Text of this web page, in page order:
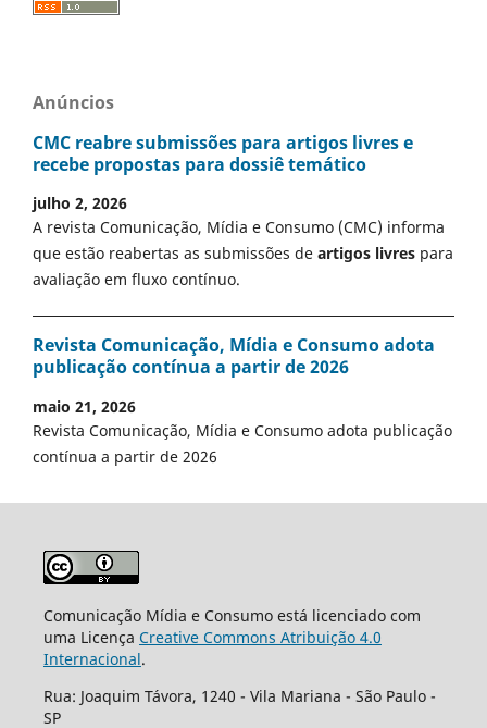
Anúncios
CMC reabre submissões para artigos livres e
recebe propostas para dossiê temático
julho 2, 2026
A revista Comunicação, Mídia e Consumo (CMC) informa
que estão reabertas as submissões de artigos livres para
avaliação em fluxo contínuo.
Revista Comunicação, Mídia e Consumo adota
publicação contínua a partir de 2026
maio 21, 2026
Revista Comunicação, Mídia e Consumo adota publicação
contínua a partir de 2026
Comunicação Mídia e Consumo está licenciado com
uma Licença Creative Commons Atribuição 4.0
Internacional.
Rua: Joaquim Távora, 1240 - Vila Mariana - São Paulo -
SP